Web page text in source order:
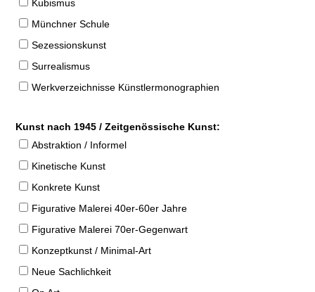
Kubismus
Münchner Schule
Sezessionskunst
Surrealismus
Werkverzeichnisse Künstlermonographien
Kunst nach 1945 / Zeitgenössische Kunst:
Abstraktion / Informel
Kinetische Kunst
Konkrete Kunst
Figurative Malerei 40er-60er Jahre
Figurative Malerei 70er-Gegenwart
Konzeptkunst / Minimal-Art
Neue Sachlichkeit